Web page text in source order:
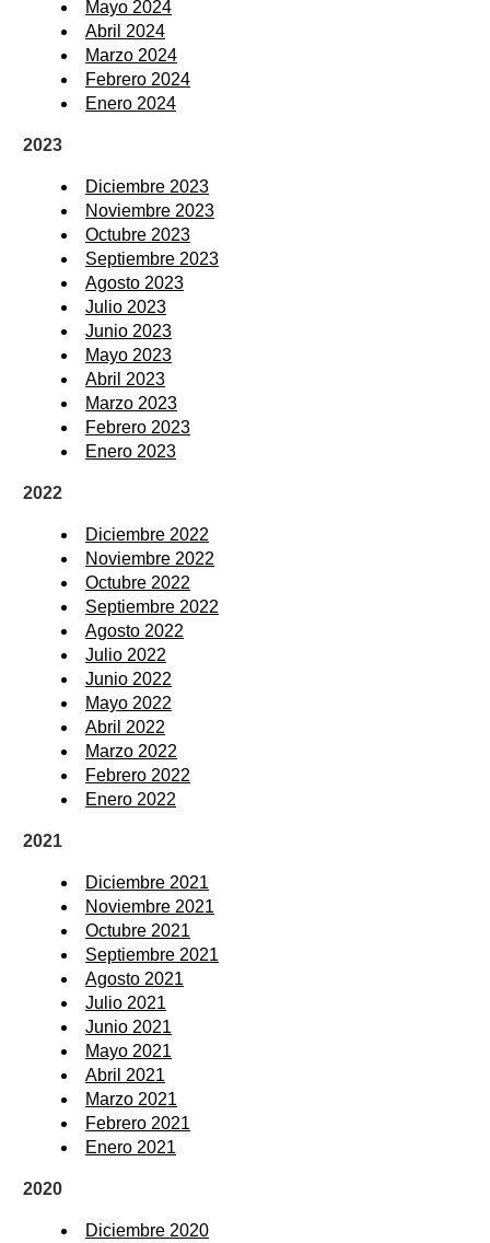
Mayo 2024
Abril 2024
Marzo 2024
Febrero 2024
Enero 2024
2023
Diciembre 2023
Noviembre 2023
Octubre 2023
Septiembre 2023
Agosto 2023
Julio 2023
Junio 2023
Mayo 2023
Abril 2023
Marzo 2023
Febrero 2023
Enero 2023
2022
Diciembre 2022
Noviembre 2022
Octubre 2022
Septiembre 2022
Agosto 2022
Julio 2022
Junio 2022
Mayo 2022
Abril 2022
Marzo 2022
Febrero 2022
Enero 2022
2021
Diciembre 2021
Noviembre 2021
Octubre 2021
Septiembre 2021
Agosto 2021
Julio 2021
Junio 2021
Mayo 2021
Abril 2021
Marzo 2021
Febrero 2021
Enero 2021
2020
Diciembre 2020